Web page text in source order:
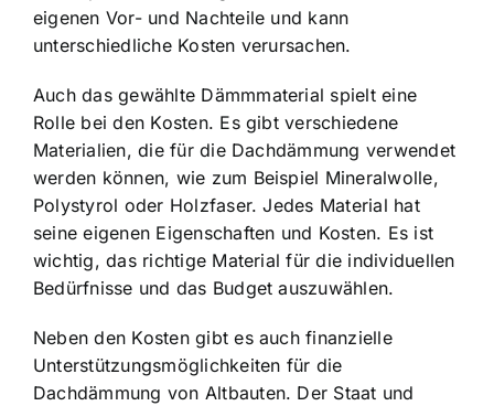
eigenen Vor- und Nachteile und kann
unterschiedliche Kosten verursachen.
Auch das gewählte Dämmmaterial spielt eine
Rolle bei den Kosten. Es gibt verschiedene
Materialien, die für die Dachdämmung verwendet
werden können, wie zum Beispiel Mineralwolle,
Polystyrol oder Holzfaser. Jedes Material hat
seine eigenen Eigenschaften und Kosten. Es ist
wichtig, das richtige Material für die individuellen
Bedürfnisse und das Budget auszuwählen.
Neben den Kosten gibt es auch finanzielle
Unterstützungsmöglichkeiten für die
Dachdämmung von Altbauten. Der Staat und